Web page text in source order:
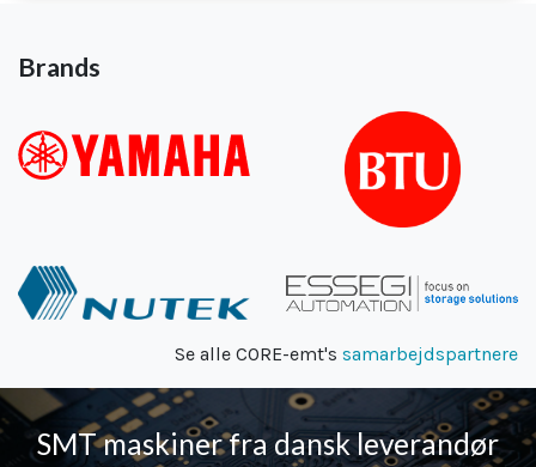
Brands
Se alle CORE-emt's samarbejdspartnere
SMT maskiner fra dansk leverandør